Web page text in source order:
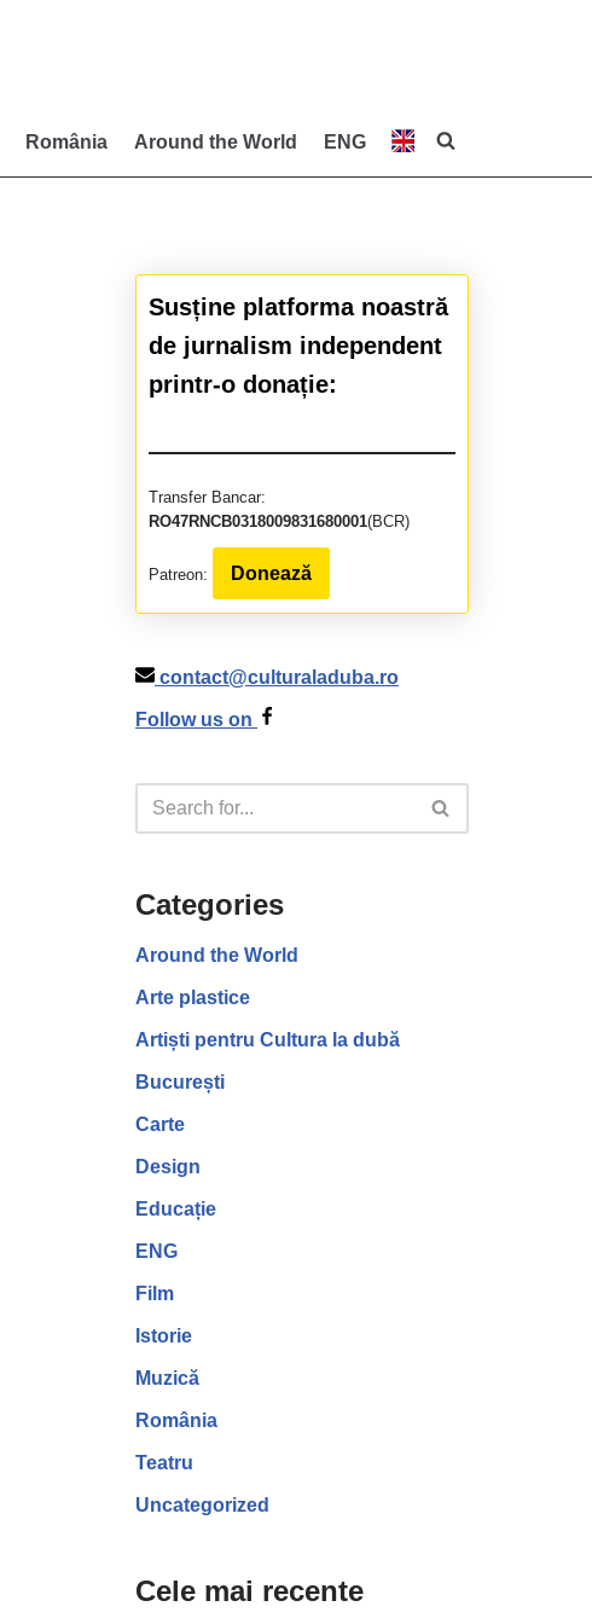
România Around the World ENG
Susține platforma noastră
de jurnalism independent
printr-o donație:
Transfer Bancar:
RO47RNCB0318009831680001(BCR)
Patreon: Donează
contact@culturaladuba.ro
Follow us on
Categories
Around the World
Arte plastice
Artiști pentru Cultura la dubă
București
Carte
Design
Educație
ENG
Film
Istorie
Muzică
România
Teatru
Uncategorized
Cele mai recente